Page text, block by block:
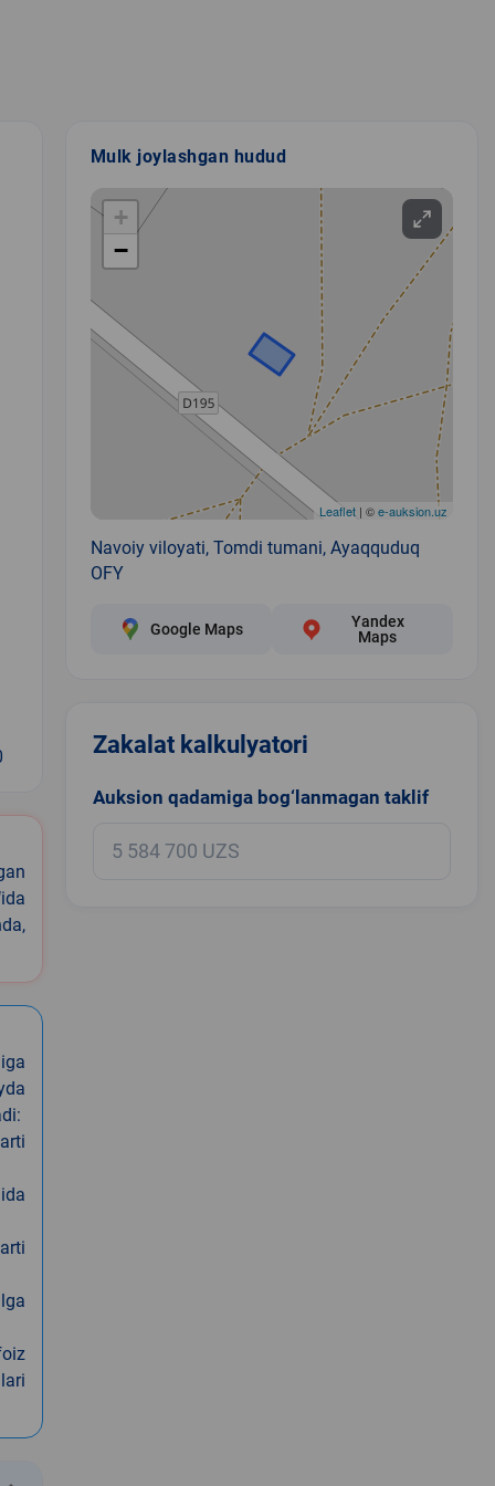
Mulk joylashgan hudud
+
−
Leaflet| ©e-auksion.uz
Navoiy viloyati, Tomdi tumani, Ayaqquduq
OFY
Google Maps
Yandex
Maps
Zakalat kalkulyatori
Auksion qadamiga bog‘lanmagan taklif